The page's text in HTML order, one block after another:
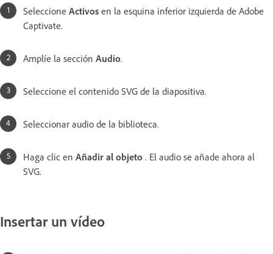
Seleccione Activos en la esquina inferior izquierda de Adobe
Captivate.
Amplíe la sección Audio.
Seleccione el contenido SVG de la diapositiva.
Seleccionar audio de la biblioteca.
Haga clic en Añadir al objeto . El audio se añade ahora al
SVG.
Insertar un vídeo